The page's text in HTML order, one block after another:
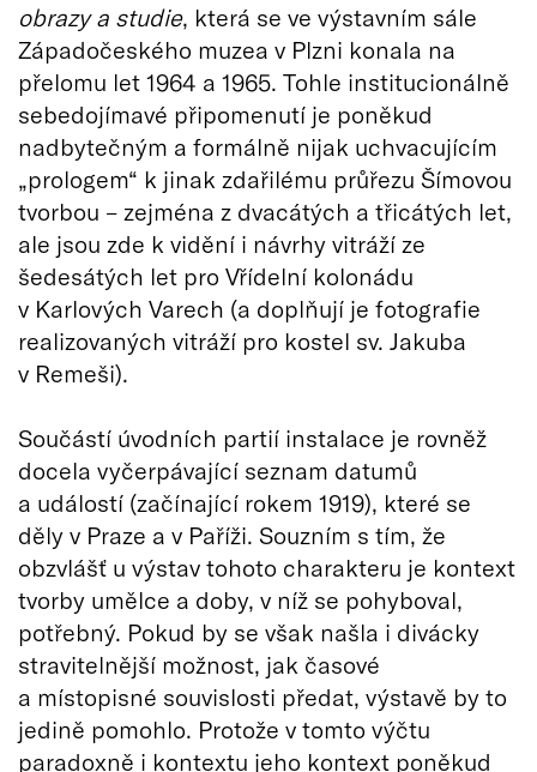
obrazy a studie, která se ve výstavním sále
Západočeského muzea v Plzni konala na
přelomu let 1964 a 1965. Tohle institucionálně
sebedojímavé připomenutí je poněkud
nadbytečným a formálně nijak uchvacujícím
„prologem“ k jinak zdařilému průřezu Šímovou
tvorbou – zejména z dvacátých a třicátých let,
ale jsou zde k vidění i návrhy vitráží ze
šedesátých let pro Vřídelní kolonádu
v Karlových Varech (a doplňují je fotografie
realizovaných vitráží pro kostel sv. Jakuba
v Remeši).
Součástí úvodních partií instalace je rovněž
docela vyčerpávající seznam datumů
a událostí (začínající rokem 1919), které se
děly v Praze a v Paříži. Souzním s tím, že
obzvlášť u výstav tohoto charakteru je kontext
tvorby umělce a doby, v níž se pohyboval,
potřebný. Pokud by se však našla i divácky
stravitelnější možnost, jak časové
a místopisné souvislosti předat, výstavě by to
jedině pomohlo. Protože v tomto výčtu
paradoxně i kontextu jeho kontext poněkud